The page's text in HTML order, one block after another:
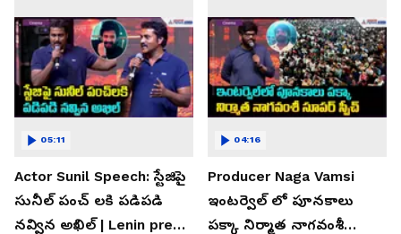
Actor Sunil Speech: స్టేజిపై
సునీల్ పంచ్ లకి పడిపడి
నవ్విన అఖిల్ | Lenin pre
05:11
Producer Naga Vamsi
ఇంటర్వెల్ లో పూనకాలు
పక్కా నిర్మాత నాగవంశీ
04:16